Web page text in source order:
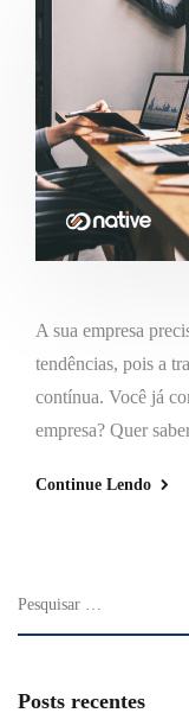
A sua empresa
tendências, pois a
contínua. Você já
empresa? Quer
Continue Lendo
Posts recentes